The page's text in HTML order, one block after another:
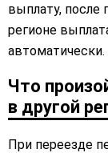
выплату, после
регионе
автоматически.
Что
в другой
При переезде